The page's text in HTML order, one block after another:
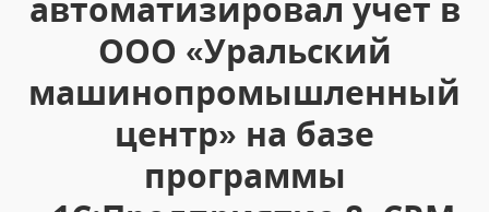
автоматизировал учет в
ООО «Уральский
машинопромышленный
центр» на базе
программы